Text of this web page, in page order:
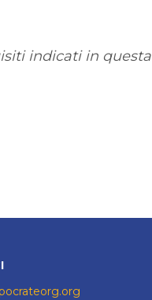
indicati in questa